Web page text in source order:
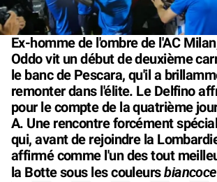
Ex-homme de l'ombre de l'AC
Oddo vit un début de deuxième
le banc de Pescara, qu'il a
remonter dans l'élite. Le Delfino
pour le compte de la quatrième
A. Une rencontre forcément
qui, avant de rejoindre la
affirmé comme l'un des tout
la Botte sous les couleurs